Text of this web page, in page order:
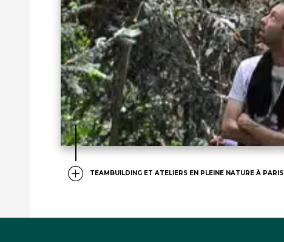
TEAMBUILDING ET ATELIERS EN PLEINE NATURE À PARIS